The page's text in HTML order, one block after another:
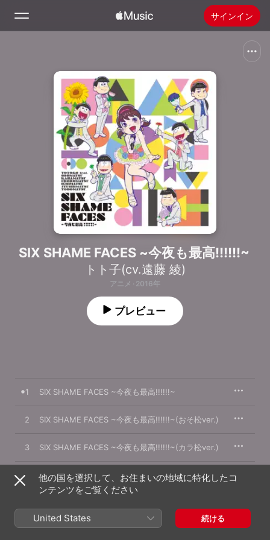
サインイン
新着おすすめ
Apple Musicをインストール
SIX SHAME FACES ~今夜も最高!!!!!!~
トト子(cv.遠藤 綾)
アニメ · 2016年
プレビュー
1 SIX SHAME FACES ~今夜も最高!!!!!!~
2 SIX SHAME FACES ~今夜も最高!!!!!!~(おそ松ver.)
3 SIX SHAME FACES ~今夜も最高!!!!!!~(カラ松ver.)
4
ver.)
6 SIX SHAME FACES ~今夜も最高!!!!!!~(十四松ver.)
他の国を選択して、お住まいの地域に特化したコ
ンテンツをご覧ください
United States 続ける